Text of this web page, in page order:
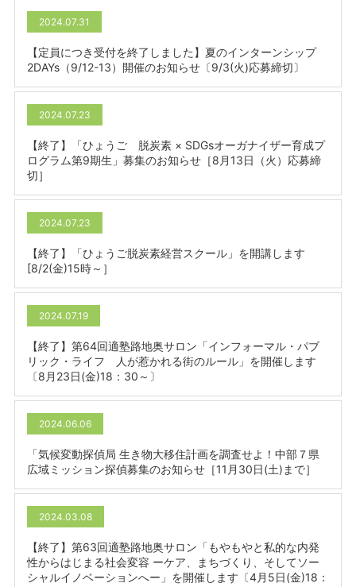
2024.07.31
【定員につき受付を終了しました】夏のインターンシップ
2DAYs（9/12-13）開催のお知らせ〔9/3(火)応募締切〕
2024.07.23
【終了】「ひょうご 脱炭素 × SDGsオーガナイザー育成プ
ログラム第9期生」募集のお知らせ［8月13日（火）応募締
切］
2024.07.23
【終了】「ひょうご脱炭素経営スクール」を開講します
[8/2(金)15時～］
2024.07.19
【終了】第64回適塾路地奥サロン「インフォーマル・パブ
リック・ライフ 人が惹かれる街のルール」を開催します
〔8月23日(金)18：30～〕
2024.06.06
「気候変動探偵局 生き物大移住計画を調査せよ！中部７県
広域ミッション探偵募集のお知らせ［11月30日(土)まで］
2024.03.08
【終了】第63回適塾路地奥サロン「もやもやと私的な内発
性からはじまる社会変容 ーケア、まちづくり、そしてソー
シャルイノベーションへー」を開催します〔4月5日(金)18：